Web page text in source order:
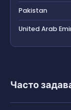
Pakistan
United Arab
Часто